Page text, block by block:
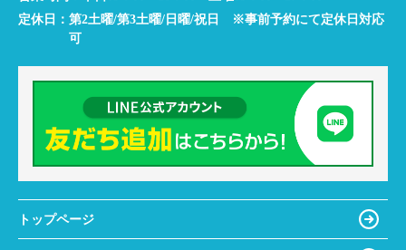
定休日： 第2土曜/第3土曜/日曜/祝日 ※事前予約にて定休日対応
可
トップページ